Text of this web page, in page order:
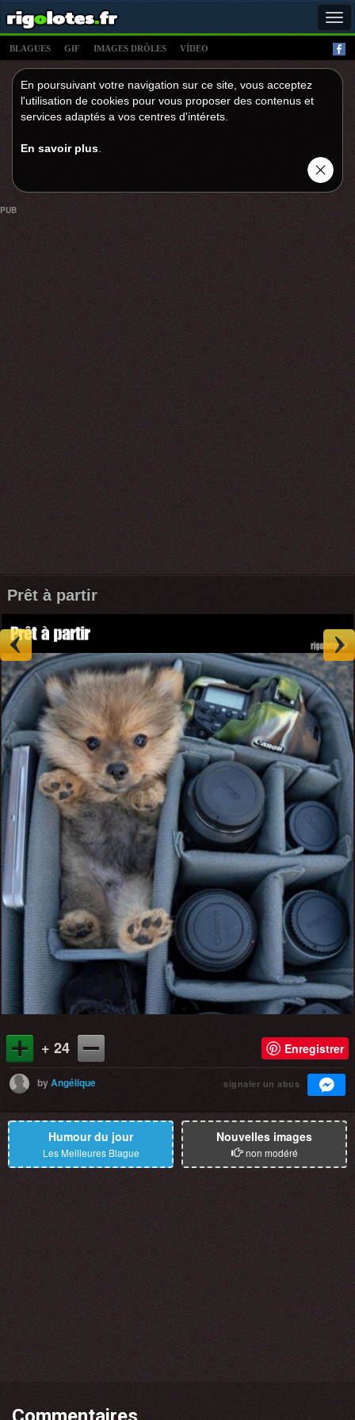
BLAGUES GIF IMAGES DRÔLES VÍDEO
En poursuivant votre navigation sur ce site, vous acceptez
l'utilisation de cookies pour vous proposer des contenus et
services adaptés a vos centres d'intérets.
En savoir plus
PUB
Prêt à partir
+ 24 Enregistrer
byAngélique signaler un abus
Humour du jour
Les Meilleures Blague
Nouvelles images
non modéré